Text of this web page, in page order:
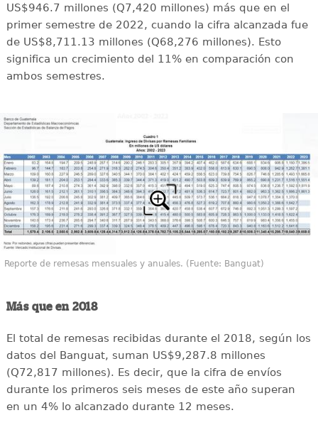
US$946.7 millones (Q7,420 millones) más que en el
primer semestre de 2022, cuando la cifra alcanzada fue
de US$8,711.13 millones (Q68,276 millones). Esto
significa un crecimiento del 11% en comparación con
ambos semestres.
Reporte de remesas mensuales y anuales. (Fuente: Banguat)
Más que en 2018
El total de remesas recibidas durante el 2018, según los
datos del Banguat, suman US$9,287.8 millones
(Q72,817 millones). Es decir, que la cifra de envíos
durante los primeros seis meses de este año superan
en un 4% lo alcanzado durante 12 meses.